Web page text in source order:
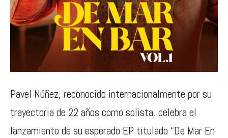
Pavel Núñez, reconocido internacionalmente por su
trayectoria de 22 años como solista, celebra el
lanzamiento de su esperado EP titulado “De Mar En